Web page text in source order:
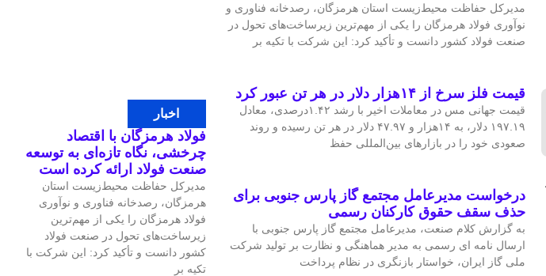
مدیرکل حفاظت محیط‌زیست استان هرمزگان، رصدخانه فناوری و
نوآوری فولاد هرمزگان را یکی از مهم‌ترین زیرساخت‌های تحول در
صنعت فولاد کشور دانست و تأکید کرد: این شرکت با تکیه بر
قیمت فلز سرخ از ۱۴هزار دلار در هر تن عبور کرد
قیمت جهانی مس در معاملات اخیر با رشد ۱.۴۲درصدی، معادل
۱۹۷.۱۹ دلار، به ۱۴هزار و ۴۷.۹۷ دلار در هر تن رسیده و روند
صعودی خود را در بازارهای بین‌المللی حفظ
درخواست مدیرعامل مجتمع گاز پارس جنوبی برای
حذف سقف حقوق کارکنان رسمی
به گزارش کلام صنعت، مدیرعامل مجتمع گاز پارس جنوبی با
ارسال نامه ای رسمی به مدیر هماهنگی و نظارت بر تولید شرکت
ملی گاز ایران، خواستار بازنگری در نظام پرداخت
اخبار
فولاد هرمزگان با اقتصاد
چرخشی، نگاه تازه‌ای به توسعه
صنعت فولاد ارائه کرده است
مدیرکل حفاظت محیط‌زیست استان
هرمزگان، رصدخانه فناوری و نوآوری
فولاد هرمزگان را یکی از مهم‌ترین
زیرساخت‌های تحول در صنعت فولاد
کشور دانست و تأکید کرد: این شرکت با
تکیه بر